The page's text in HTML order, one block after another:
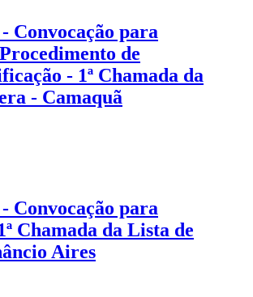
Convocação para
de
- 1ª Chamada da
- Camaquã
Convocação para
Chamada da Lista de
Aires